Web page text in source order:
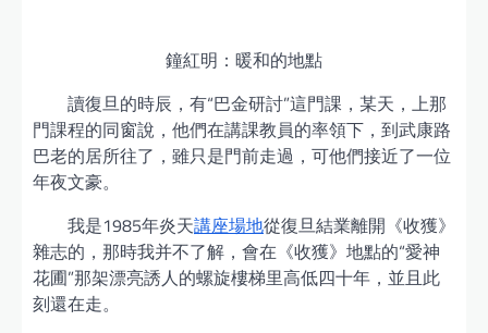
鐘紅明：暖和的地點
讀復旦的時辰，有“巴金研討”這門課，某天，上那
門課程的同窗說，他們在講課教員的率領下，到武康路
巴老的居所往了，雖只是門前走過，可他們接近了一位
年夜文豪。
我是1985年炎天講座場地從復旦結業離開《收獲》
雜志的，那時我并不了解，會在《收獲》地點的“愛神
花圃”那架漂亮誘人的螺旋樓梯里高低四十年，並且此
刻還在走。